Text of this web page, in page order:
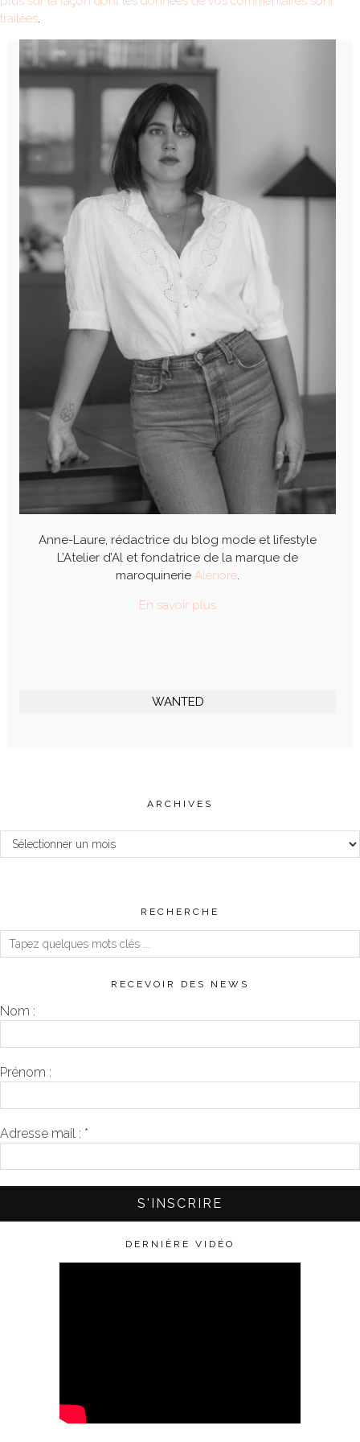
traitées.
Anne-Laure, rédactrice du blog mode et lifestyle
L’Atelier d’Al et fondatrice de la marque de
maroquinerie Alénore.
En savoir plus
WANTED
ARCHIVES
Archives
RECHERCHE
RECEVOIR DES NEWS
Nom :
Prénom :
Adresse mail : *
DERNIÈRE VIDÉO